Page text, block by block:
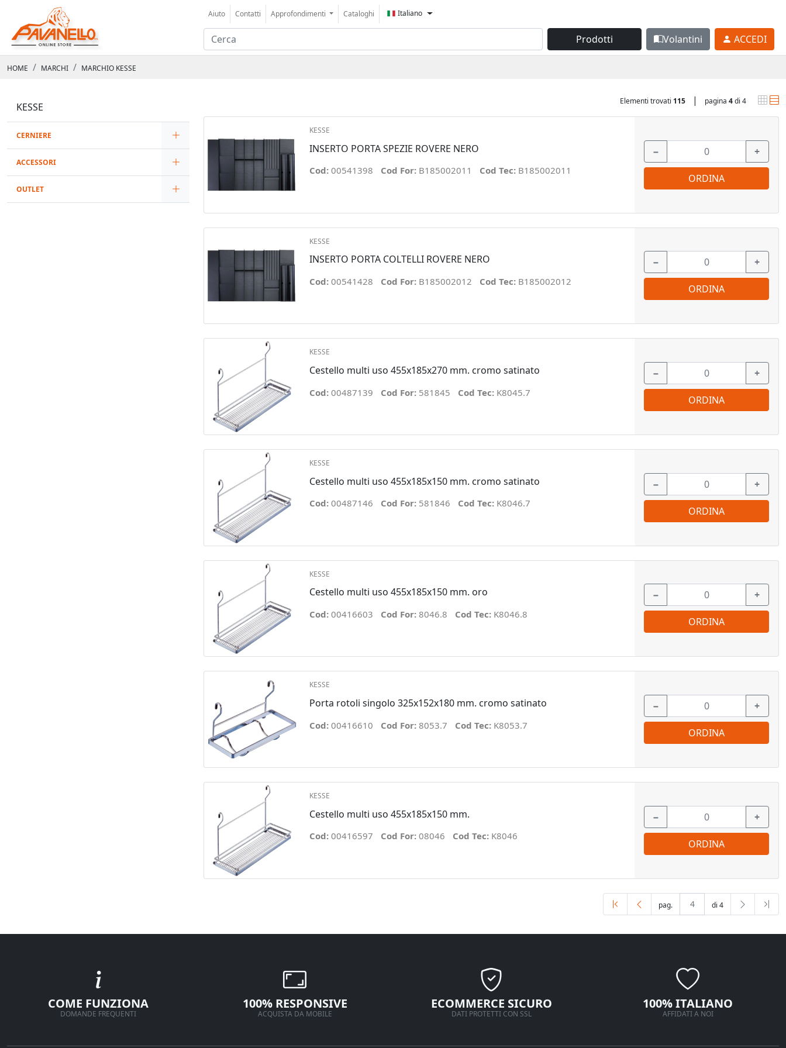
Aiuto Contatti Approfondimenti Cataloghi Italiano
Prodotti Volantini ACCEDI
HOME MARCHI MARCHIO KESSE
KESSE
CERNIERE
ACCESSORI
OUTLET
Elementi trovati 115 | pagina 4di 4
KESSE
INSERTO PORTA SPEZIE ROVERE NERO
Cod: 00541398 Cod For: B185002011 Cod Tec: B185002011
− +
ORDINA
KESSE
INSERTO PORTA COLTELLI ROVERE NERO
Cod: 00541428 Cod For: B185002012 Cod Tec: B185002012
− +
ORDINA
KESSE
Cestello multi uso 455x185x270 mm. cromo satinato
Cod: 00487139 Cod For: 581845 Cod Tec: K8045.7
− +
ORDINA
KESSE
Cestello multi uso 455x185x150 mm. cromo satinato
Cod: 00487146 Cod For: 581846 Cod Tec: K8046.7
− +
ORDINA
KESSE
Cestello multi uso 455x185x150 mm. oro
Cod: 00416603 Cod For: 8046.8 Cod Tec: K8046.8
− +
ORDINA
KESSE
Porta rotoli singolo 325x152x180 mm. cromo satinato
Cod: 00416610 Cod For: 8053.7 Cod Tec: K8053.7
− +
ORDINA
KESSE
Cestello multi uso 455x185x150 mm.
Cod: 00416597 Cod For: 08046 Cod Tec: K8046
− +
ORDINA
pag. di 4
COME FUNZIONA
DOMANDE FREQUENTI
100% RESPONSIVE
ACQUISTA DA MOBILE
ECOMMERCE SICURO
DATI PROTETTI CON SSL
100% ITALIANO
AFFIDATI A NOI